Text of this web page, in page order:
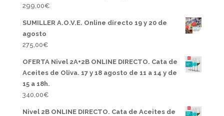
299,00€
SUMILLER A.O.V.E. Online directo 19 y 20 de
agosto
275,00€
OFERTA Nivel 2A+2B ONLINE DIRECTO. Cata de
Aceites de Oliva. 17 y 18 agosto de 11 a 14 y de
15 a 18h.
340,00€
Nivel 2B ONLINE DIRECTO. Cata de Aceites de